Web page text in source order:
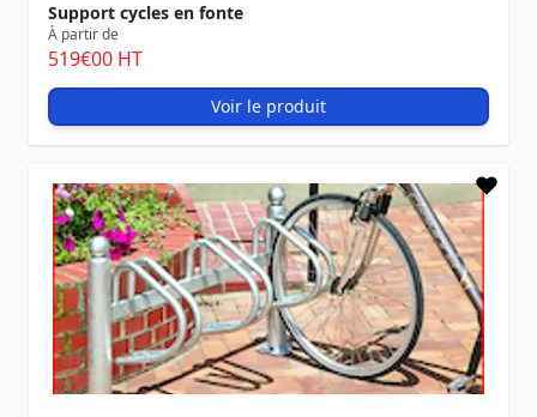
Support cycles en fonte
À partir de
519€00 HT
Voir le produit